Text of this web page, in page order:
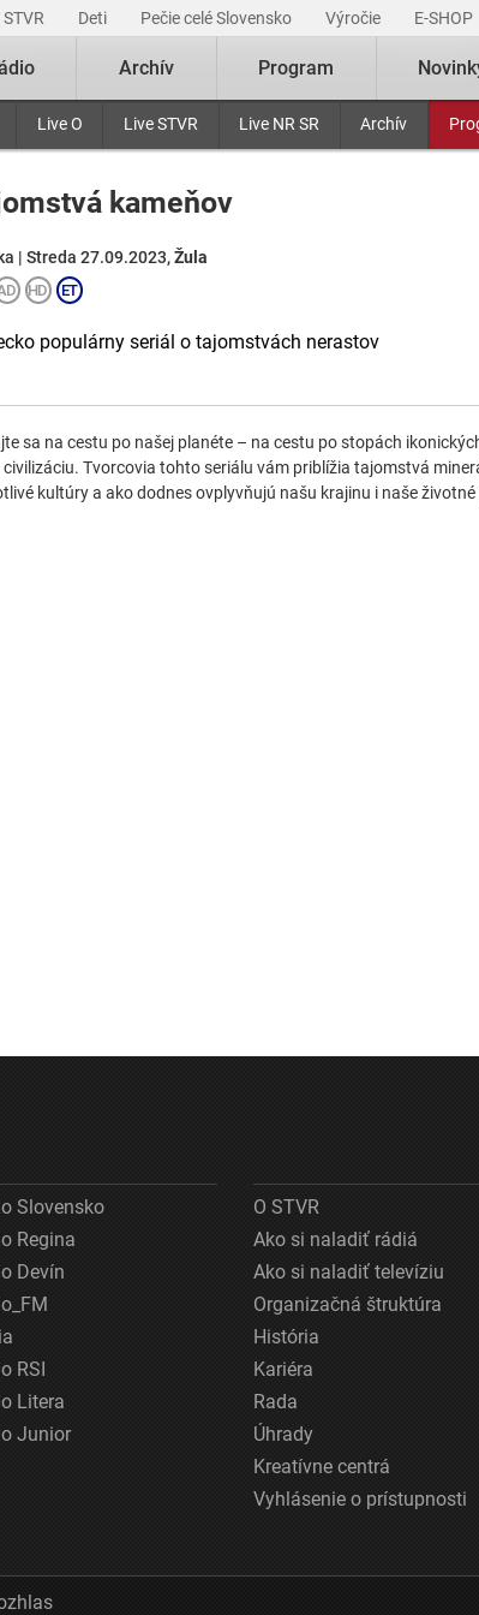
Deti Pečie celé Slovensko Výročie E-SHOP
Live O Live STVR Live NR SR Archív
Archív Program
kameňov
| Streda 27.09.2023,Žula
populárny seriál o tajomstvách nerastov
sa na cestu po našej planéte – na cestu po stopách
civilizáciu. Tvorcovia tohto seriálu vám priblížia tajomstvá
kultúry a ako dodnes ovplyvňujú našu krajinu i naše
Slovensko
Regina
Devín
RSI
Litera
Junior
O STVR
Ako si naladiť rádiá
Ako si naladiť televíziu
Organizačná štruktúra
História
Kariéra
Rada
Úhrady
Kreatívne centrá
Vyhlásenie o prístupnosti